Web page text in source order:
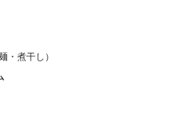
・煮干し）